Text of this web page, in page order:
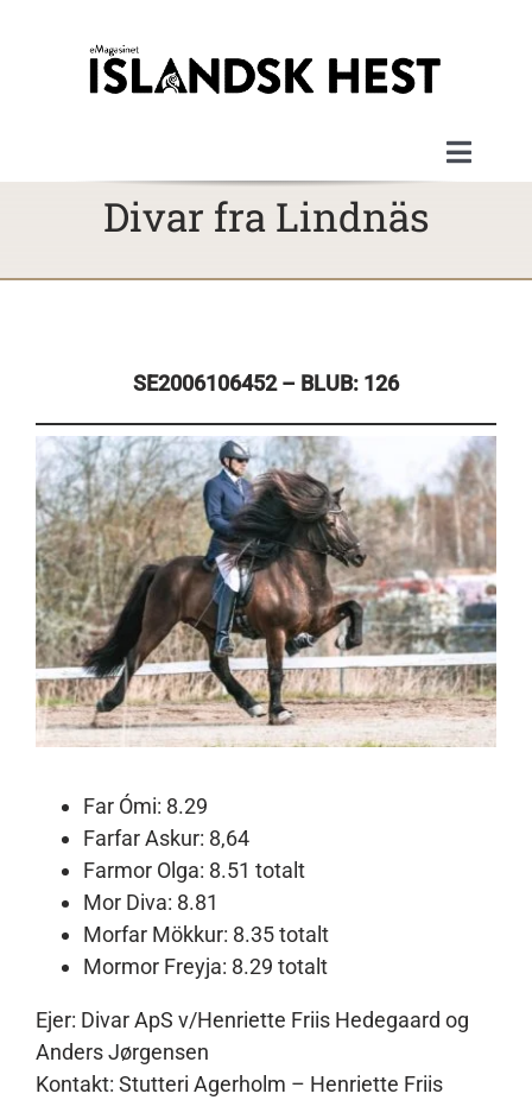
Toggle
Velkommen
Om magasinet
Annoncering
Kontakt
Divar fra Lindnäs
SE2006106452 – BLUB: 126
Far Ómi: 8.29
Farfar Askur: 8,64
Farmor Olga: 8.51 totalt
Mor Diva: 8.81
Morfar Mökkur: 8.35 totalt
Mormor Freyja: 8.29 totalt
Ejer: Divar ApS v/Henriette Friis Hedegaard og
Anders Jørgensen
Kontakt: Stutteri Agerholm – Henriette Friis